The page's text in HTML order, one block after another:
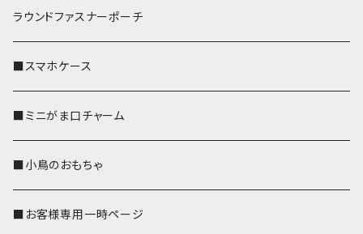
ラウンドファスナーポーチ
■スマホケース
■ミニがま口チャーム
■小鳥のおもちゃ
■お客様専用一時ページ